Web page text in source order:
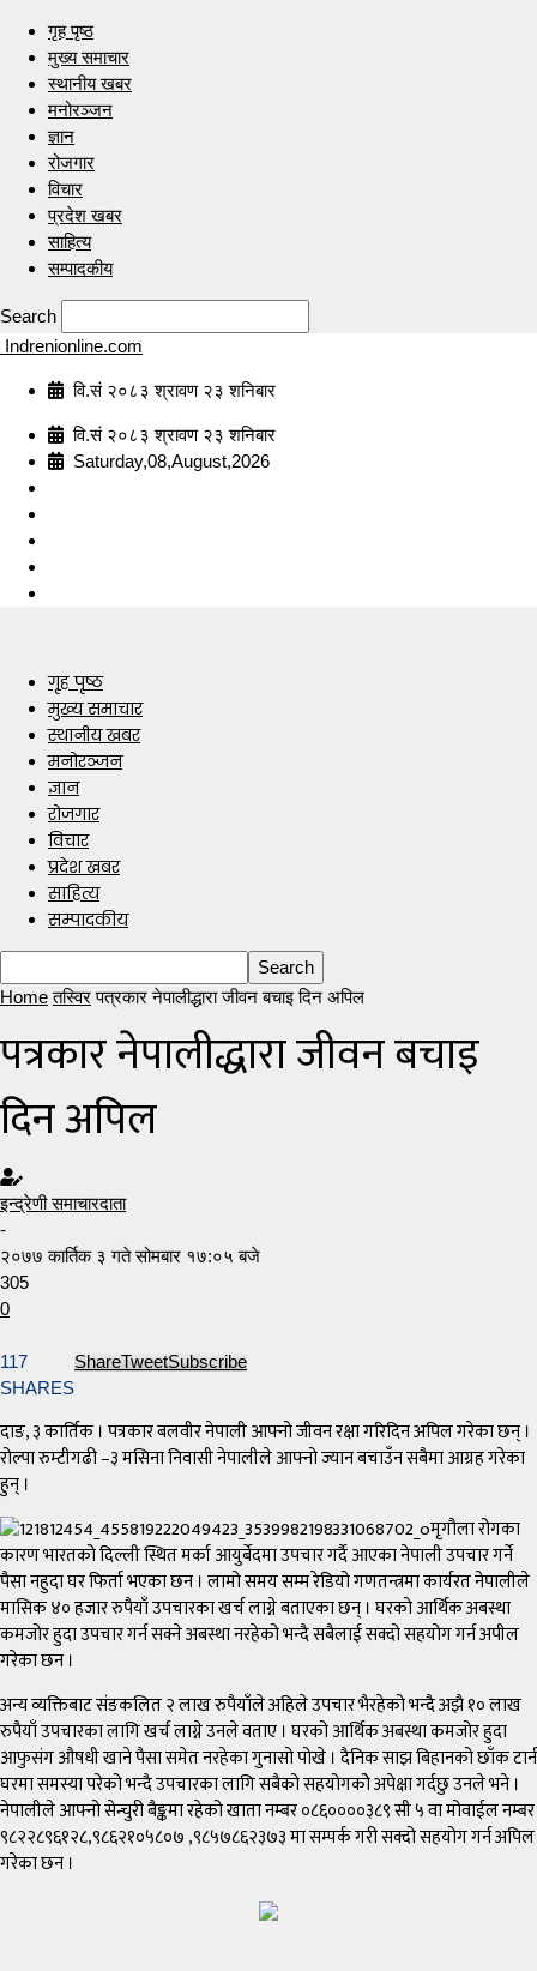
गृह पृष्ठ
मुख्य समाचार
स्थानीय खबर
मनोरञ्जन
ज्ञान
रोजगार
विचार
प्रदेश खबर
साहित्य
सम्पादकीय
Search
Indrenionline.com
वि.सं २०८३ श्रावण २३ शनिबार
वि.सं २०८३ श्रावण २३ शनिबार
Saturday,08,August,2026
गृह पृष्ठ
मुख्य समाचार
स्थानीय खबर
मनोरञ्जन
ज्ञान
रोजगार
विचार
प्रदेश खबर
साहित्य
सम्पादकीय
Home तस्विर पत्रकार नेपालीद्धारा जीवन बचाइ दिन अपिल
पत्रकार नेपालीद्धारा जीवन बचाइ
दिन अपिल
इन्द्रेणी समाचारदाता
-
२०७७ कार्तिक ३ गते सोमबार १७:०५ बजे
305
0
117
SHARES
ShareTweetSubscribe
दाङ, ३ कार्तिक । पत्रकार बलवीर नेपाली आफ्नो जीवन रक्षा गरिदिन अपिल गरेका छन् ।
रोल्पा रुम्टीगढी –३ मसिना निवासी नेपालीले आफ्नो ज्यान बचाउँन सबैमा आग्रह गरेका
हुन् ।
मृगौला रोगका
कारण भारतको दिल्ली स्थित मर्का आयुर्बेदमा उपचार गर्दै आएका नेपाली उपचार गर्ने
पैसा नहुदा घर फिर्ता भएका छन । लामो समय सम्म रेडियो गणतन्त्रमा कार्यरत नेपालीले
मासिक ४० हजार रुपैयाँ उपचारका खर्च लाग्ने बताएका छन् । घरको आर्थिक अबस्था
कमजोर हुदा उपचार गर्न सक्ने अबस्था नरहेको भन्दै सबैलाई सक्दो सहयोग गर्न अपील
गरेका छन ।
अन्य व्यक्तिबाट संङकलित २ लाख रुपैयाँले अहिले उपचार भैरहेको भन्दै अझै १० लाख
रुपैयाँ उपचारका लागि खर्च लाग्ने उनले वताए । घरको आर्थिक अबस्था कमजोर हुदा
आफुसंग औषधी खाने पैसा समेत नरहेका गुनासो पोखे । दैनिक साझ बिहानको छाँक टार्न
घरमा समस्या परेको भन्दै उपचारका लागि सबैको सहयोगकोे अपेक्षा गर्दछु उनले भने ।
नेपालीले आफ्नो सेन्चुरी बैङ्कमा रहेको खाता नम्बर ०८६००००३८९ सी ५ वा मोवाईल नम्बर
९८२२८९६१२८,९८६२१०५८०७ ,९८५७८६२३७३ मा सम्पर्क गरी सक्दो सहयोग गर्न अपिल
गरेका छन ।